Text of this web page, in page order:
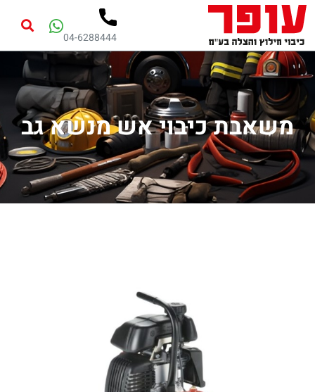
04-6288444
משאבת כיבוי אש מנשא גב